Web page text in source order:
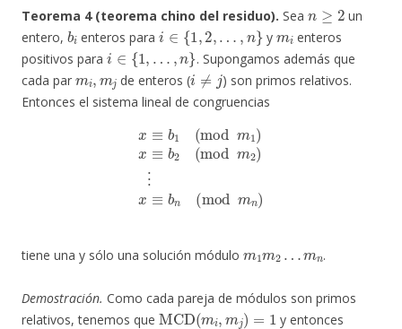
Teorema 4 (teorema chino del residuo). Sea
un
entero,
bi
enteros para
i∈{1, 2,… ,n}
y
mi
enteros
positivos para
i∈ {1,… n }
. Supongamos además que
cada par
mi,m
de enteros (
i≠j
) son primos relativos.
Entonces el sistema lineal de congruencias
)x ≡b2 modm 2)⋮x
tiene una y sólo una solución módulo .
Demostración. Como cada pareja de módulos son primos
relativos, tenemos que
MCD(mi ,m j)=1
y entonces